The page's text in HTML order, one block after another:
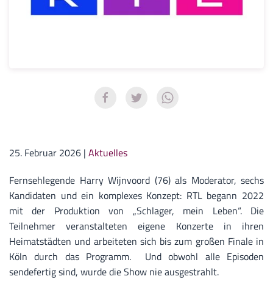
25. Februar 2026 | Aktuelles
Fernsehlegende Harry Wijnvoord (76) als Moderator, sechs
Kandidaten und ein komplexes Konzept: RTL begann 2022
mit der Produktion von „Schlager, mein Leben“. Die
Teilnehmer veranstalteten eigene Konzerte in ihren
Heimatstädten und arbeiteten sich bis zum großen Finale in
Köln durch das Programm. Und obwohl alle Episoden
sendefertig sind, wurde die Show nie ausgestrahlt.